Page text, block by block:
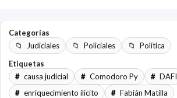
Categorías
Judiciales
Policiales
Política
Etiquetas
causa judicial
Comodoro Py
DAFI
enriquecimiento ilícito
Fabián Matilla